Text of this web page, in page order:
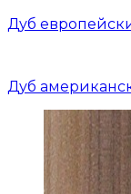
Дуб
Дуб